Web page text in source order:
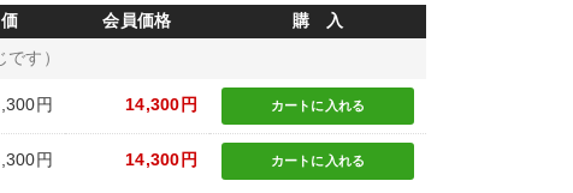
会員価格 購 入
す）
円 14,300円 カートに 入れる
円 14,300円 カートに 入れる